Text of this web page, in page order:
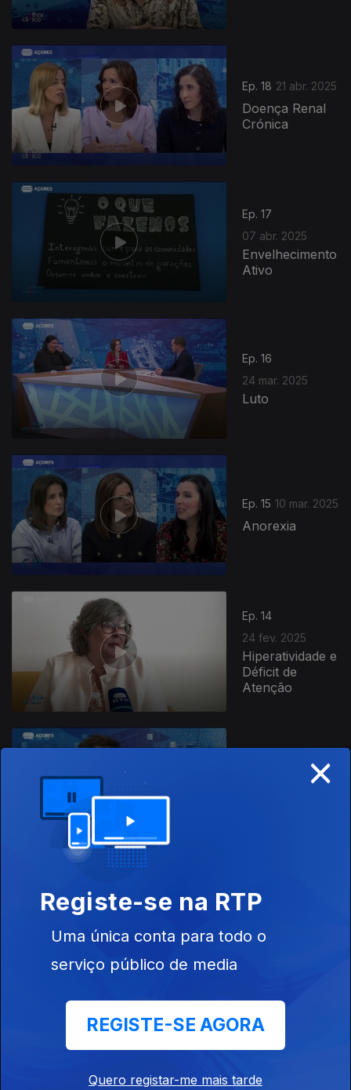
Ep. 18 21 abr. 2025
Doença Renal
Crónica
Ep. 17
07 abr. 2025
Envelhecimento
Ativo
Ep. 16
24 mar. 2025
Luto
Ep. 15 10 mar. 2025
Anorexia
Ep. 14
24 fev. 2025
Hiperatividade e
Déficit de
Atenção
10 fev. 2025
Ep. 12
Alzheimer
Verão
×
Registe-se na RTP
Uma única conta para todo o
serviço público de media
REGISTE-SE AGORA
Quero registar-me mais tarde